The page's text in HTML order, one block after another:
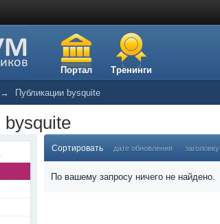
Портал Тренинги
→ Публикации bysquite
Сортировать дате обновления заголовку
По вашему запросу ничего не найдено.